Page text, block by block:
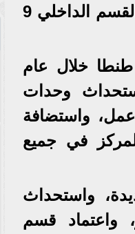
لنحو 150 ألف شخص خلال عام 2025، ومُستهدف أيضا أن يستوعب القسم الداخلي 9
خلال عام
وحدات
قسم التدريب وعقد 20 ورشة عمل، واستضافة
في جميع
واستحداث
واعتماد قسم